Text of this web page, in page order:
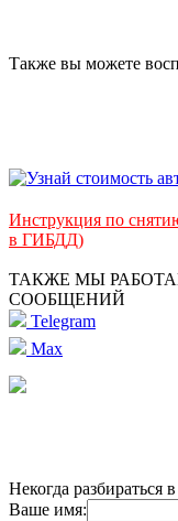
Также вы можете
Инструкция по
в ГИБДД)
ТАКЖЕ МЫ
СООБЩЕНИЙ
Telegram
Max
Некогда
Ваше имя: